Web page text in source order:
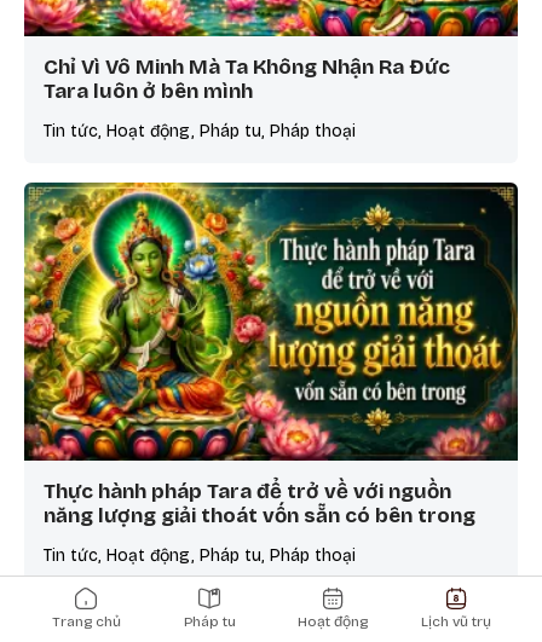
Chỉ Vì Vô Minh Mà Ta Không Nhận Ra Đức
Tara luôn ở bên mình
Tin tức, Hoạt động, Pháp tu, Pháp thoại
Thực hành pháp Tara để trở về với nguồn
năng lượng giải thoát vốn sẵn có bên trong
Tin tức, Hoạt động, Pháp tu, Pháp thoại
Main navigation
Trang chủ Pháp tu Hoạt động Lịch vũ trụ